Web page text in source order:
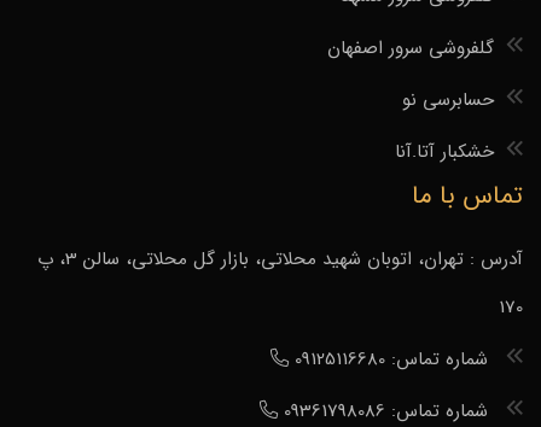
گلفروشی سرور اصفهان
حسابرسی نو
خشکبار آتا.آنا
تماس با ما
آدرس : تهران، اتوبان شهید محلاتی، بازار گل محلاتی، سالن 3، پ
170
شماره تماس: 09125116680
شماره تماس: 09361798086